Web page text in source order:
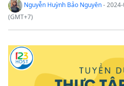
Nguyễn Huỳnh Bảo Nguyên-
(GMT+7)